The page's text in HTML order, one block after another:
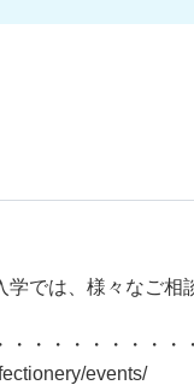
では、様々なご相
・・・・・・・・・
events/